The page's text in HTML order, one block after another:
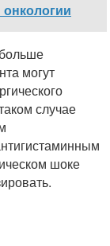
могут
случае
шоке